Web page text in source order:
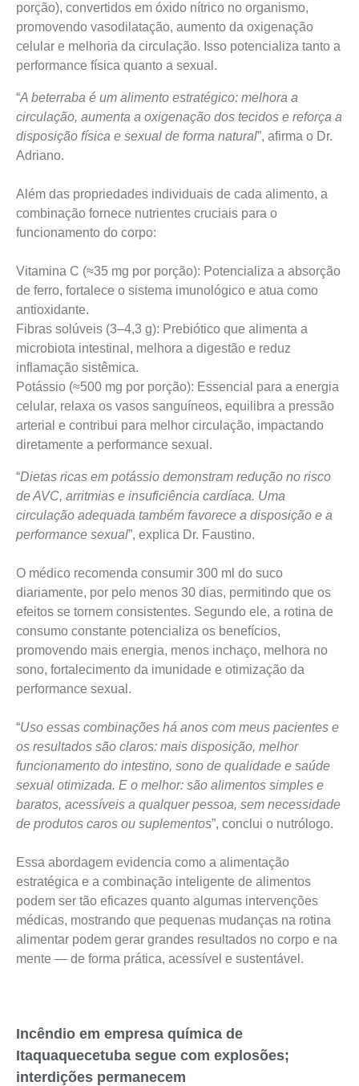
porção), convertidos em óxido nítrico no organismo,
promovendo vasodilatação, aumento da oxigenação
celular e melhoria da circulação. Isso potencializa tanto a
performance física quanto a sexual.
“A beterraba é um alimento estratégico: melhora a
circulação, aumenta a oxigenação dos tecidos e reforça a
disposição física e sexual de forma natural”, afirma o Dr.
Adriano.
Além das propriedades individuais de cada alimento, a
combinação fornece nutrientes cruciais para o
funcionamento do corpo:
Vitamina C (≈35 mg por porção): Potencializa a absorção
de ferro, fortalece o sistema imunológico e atua como
antioxidante.
Fibras solúveis (3–4,3 g): Prebiótico que alimenta a
microbiota intestinal, melhora a digestão e reduz
inflamação sistêmica.
Potássio (≈500 mg por porção): Essencial para a energia
celular, relaxa os vasos sanguíneos, equilibra a pressão
arterial e contribui para melhor circulação, impactando
diretamente a performance sexual.
“Dietas ricas em potássio demonstram redução no risco
de AVC, arritmias e insuficiência cardíaca. Uma
circulação adequada também favorece a disposição e a
performance sexual”, explica Dr. Faustino.
O médico recomenda consumir 300 ml do suco
diariamente, por pelo menos 30 dias, permitindo que os
efeitos se tornem consistentes. Segundo ele, a rotina de
consumo constante potencializa os benefícios,
promovendo mais energia, menos inchaço, melhora no
sono, fortalecimento da imunidade e otimização da
performance sexual.
“Uso essas combinações há anos com meus pacientes e
os resultados são claros: mais disposição, melhor
funcionamento do intestino, sono de qualidade e saúde
sexual otimizada. E o melhor: são alimentos simples e
baratos, acessíveis a qualquer pessoa, sem necessidade
de produtos caros ou suplementos”, conclui o nutrólogo.
Essa abordagem evidencia como a alimentação
estratégica e a combinação inteligente de alimentos
podem ser tão eficazes quanto algumas intervenções
médicas, mostrando que pequenas mudanças na rotina
alimentar podem gerar grandes resultados no corpo e na
mente — de forma prática, acessível e sustentável.
Incêndio em empresa química de
Itaquaquecetuba segue com explosões;
interdições permanecem